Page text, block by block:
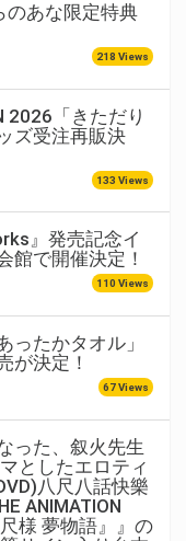
のあな限定特典
218 Views
2026「きただり
ズ受注再販決
133 Views
』発売記念イ
館で開催決定！
110 Views
ったかタオル」
が決定！
67 Views
った、叙火先生
としたエロティ
八尺八話快樂
ANIMATION
様 夢物語』』の